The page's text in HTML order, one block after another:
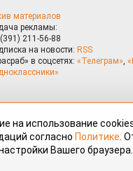
материалов
рекламы:
211-56-88
на новости: RSS
в соцсетях: «Телеграм»,
на использование
согласно Политике .
Вашего браузера.